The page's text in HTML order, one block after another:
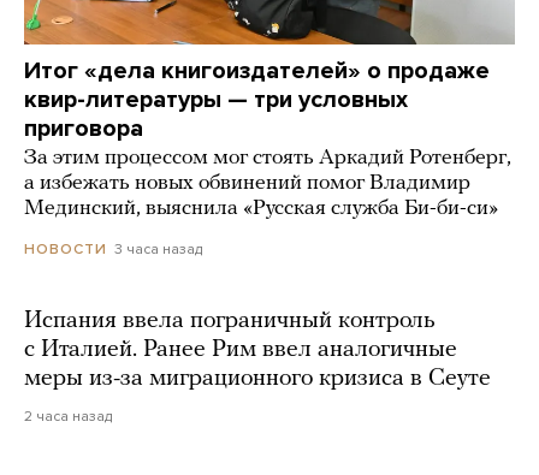
Итог «дела книгоиздателей» о продаже
квир-литературы — три условных
приговора
За этим процессом мог стоять Аркадий Ротенберг,
а избежать новых обвинений помог Владимир
Мединский, выяснила «Русская служба Би-би-си»
НОВОСТИ 3 часа назад
Испания ввела пограничный контроль
с Италией. Ранее Рим ввел аналогичные
меры из-за миграционного кризиса в Сеуте
2 часа назад